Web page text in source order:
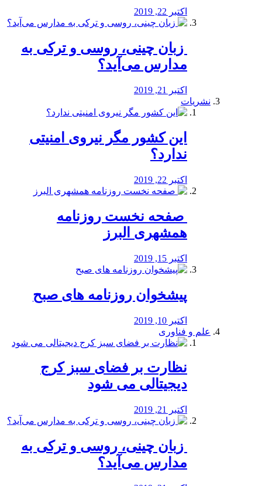
اکتبر 22, 2019
️ زبان چینی، روسی و ترکی به
مدارس می‌آید؟
اکتبر 21, 2019
نشریات
این کشور مگر نیروی امنیتی
ندارد؟
اکتبر 22, 2019
️ صفحه نخست روزنامه‌
همشهری البرز
اکتبر 15, 2019
پیشخوان روزنامه های صبح
اکتبر 10, 2019
علم و فناوری
نظارت بر فضای سبز کرج
دیجیتالی می شود
اکتبر 21, 2019
️ زبان چینی، روسی و ترکی به
مدارس می‌آید؟